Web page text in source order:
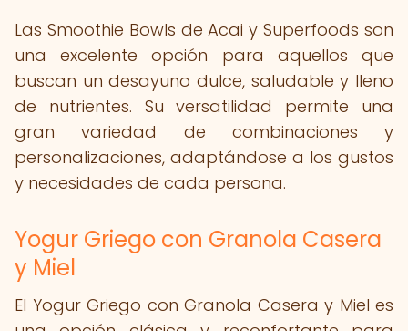
Las Smoothie Bowls de Acai y Superfoods son
una excelente opción para aquellos que
buscan un desayuno dulce, saludable y lleno
de nutrientes. Su versatilidad permite una
gran variedad de combinaciones y
personalizaciones, adaptándose a los gustos
y necesidades de cada persona.
Yogur Griego con Granola Casera
y Miel
El Yogur Griego con Granola Casera y Miel es